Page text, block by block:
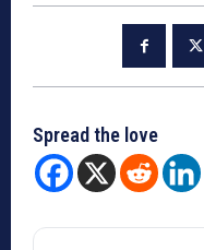
Spread the love